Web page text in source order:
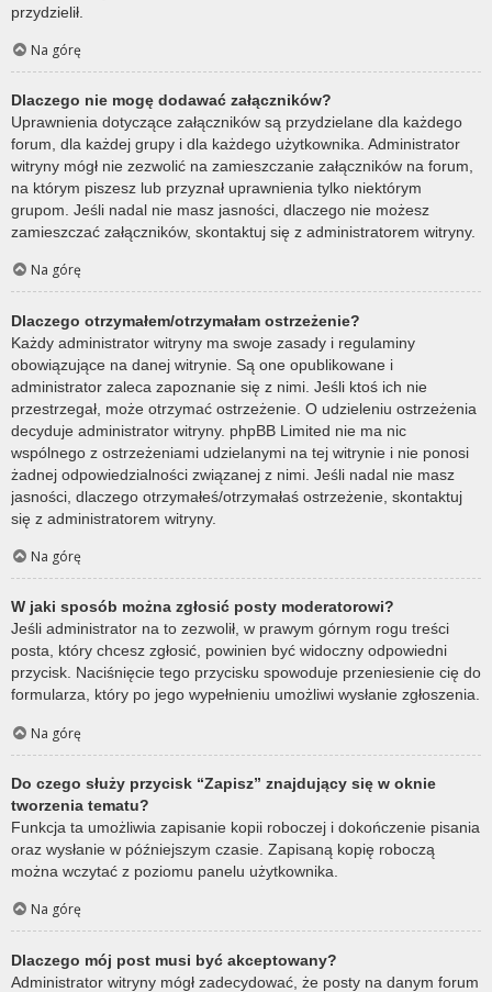
przydzielił.
Na górę
Dlaczego nie mogę dodawać załączników?
Uprawnienia dotyczące załączników są przydzielane dla każdego
forum, dla każdej grupy i dla każdego użytkownika. Administrator
witryny mógł nie zezwolić na zamieszczanie załączników na forum,
na którym piszesz lub przyznał uprawnienia tylko niektórym
grupom. Jeśli nadal nie masz jasności, dlaczego nie możesz
zamieszczać załączników, skontaktuj się z administratorem witryny.
Na górę
Dlaczego otrzymałem/otrzymałam ostrzeżenie?
Każdy administrator witryny ma swoje zasady i regulaminy
obowiązujące na danej witrynie. Są one opublikowane i
administrator zaleca zapoznanie się z nimi. Jeśli ktoś ich nie
przestrzegał, może otrzymać ostrzeżenie. O udzieleniu ostrzeżenia
decyduje administrator witryny. phpBB Limited nie ma nic
wspólnego z ostrzeżeniami udzielanymi na tej witrynie i nie ponosi
żadnej odpowiedzialności związanej z nimi. Jeśli nadal nie masz
jasności, dlaczego otrzymałeś/otrzymałaś ostrzeżenie, skontaktuj
się z administratorem witryny.
Na górę
W jaki sposób można zgłosić posty moderatorowi?
Jeśli administrator na to zezwolił, w prawym górnym rogu treści
posta, który chcesz zgłosić, powinien być widoczny odpowiedni
przycisk. Naciśnięcie tego przycisku spowoduje przeniesienie cię do
formularza, który po jego wypełnieniu umożliwi wysłanie zgłoszenia.
Na górę
Do czego służy przycisk “Zapisz” znajdujący się w oknie
tworzenia tematu?
Funkcja ta umożliwia zapisanie kopii roboczej i dokończenie pisania
oraz wysłanie w późniejszym czasie. Zapisaną kopię roboczą
można wczytać z poziomu panelu użytkownika.
Na górę
Dlaczego mój post musi być akceptowany?
Administrator witryny mógł zadecydować, że posty na danym forum